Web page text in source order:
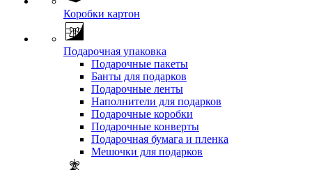
Коробки картон
Подарочная упаковка
Подарочные пакеты
Банты для подарков
Подарочные ленты
Наполнители для подарков
Подарочные коробки
Подарочные конверты
Подарочная бумага и пленка
Мешочки для подарков